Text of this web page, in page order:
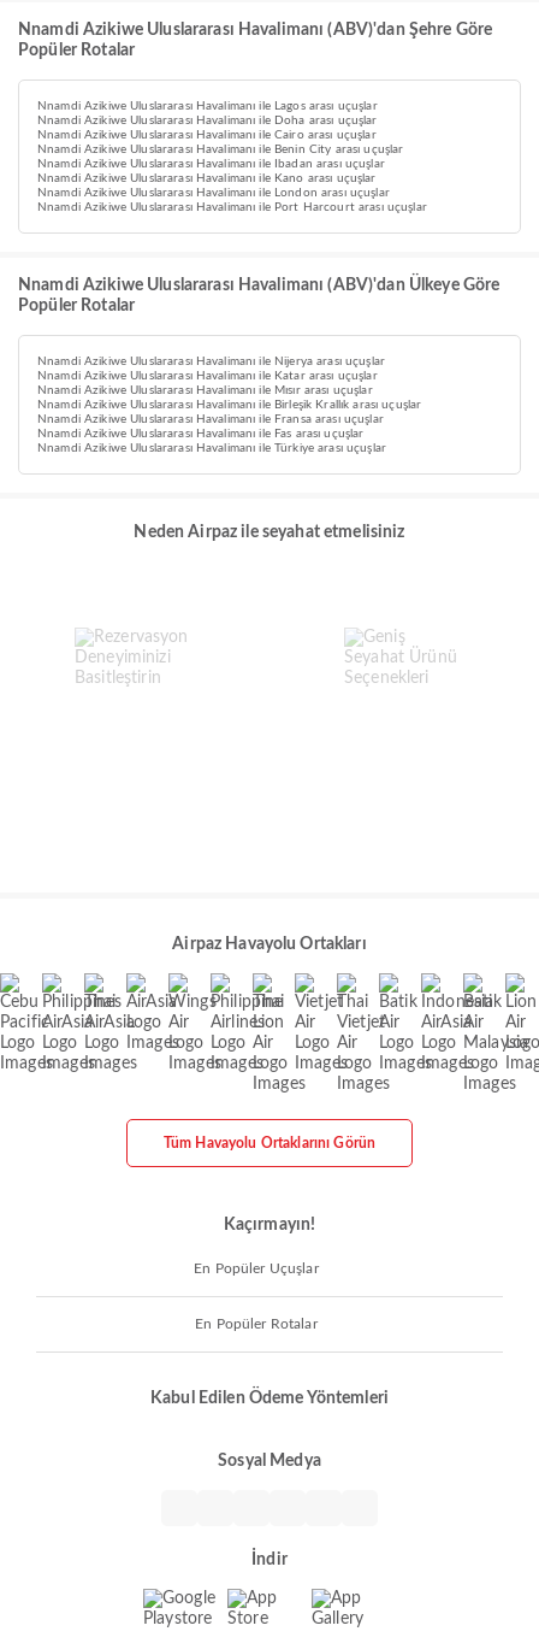
Nnamdi Azikiwe Uluslararası Havalimanı (ABV)'dan Şehre Göre
Popüler Rotalar
Nnamdi Azikiwe Uluslararası Havalimanı ile Lagos arası uçuşlar
Nnamdi Azikiwe Uluslararası Havalimanı ile Doha arası uçuşlar
Nnamdi Azikiwe Uluslararası Havalimanı ile Cairo arası uçuşlar
Nnamdi Azikiwe Uluslararası Havalimanı ile Benin City arası uçuşlar
Nnamdi Azikiwe Uluslararası Havalimanı ile Ibadan arası uçuşlar
Nnamdi Azikiwe Uluslararası Havalimanı ile Kano arası uçuşlar
Nnamdi Azikiwe Uluslararası Havalimanı ile London arası uçuşlar
Nnamdi Azikiwe Uluslararası Havalimanı ile Port Harcourt arası uçuşlar
Nnamdi Azikiwe Uluslararası Havalimanı (ABV)'dan Ülkeye Göre
Popüler Rotalar
Nnamdi Azikiwe Uluslararası Havalimanı ile Nijerya arası uçuşlar
Nnamdi Azikiwe Uluslararası Havalimanı ile Katar arası uçuşlar
Nnamdi Azikiwe Uluslararası Havalimanı ile Mısır arası uçuşlar
Nnamdi Azikiwe Uluslararası Havalimanı ile Birleşik Krallık arası uçuşlar
Nnamdi Azikiwe Uluslararası Havalimanı ile Fransa arası uçuşlar
Nnamdi Azikiwe Uluslararası Havalimanı ile Fas arası uçuşlar
Nnamdi Azikiwe Uluslararası Havalimanı ile Türkiye arası uçuşlar
Neden Airpaz ile seyahat etmelisiniz
Airpaz Havayolu Ortakları
Tüm Havayolu Ortaklarını Görün
Kaçırmayın!
En Popüler Uçuşlar
En Popüler Rotalar
Kabul Edilen Ödeme Yöntemleri
Sosyal Medya
İndir